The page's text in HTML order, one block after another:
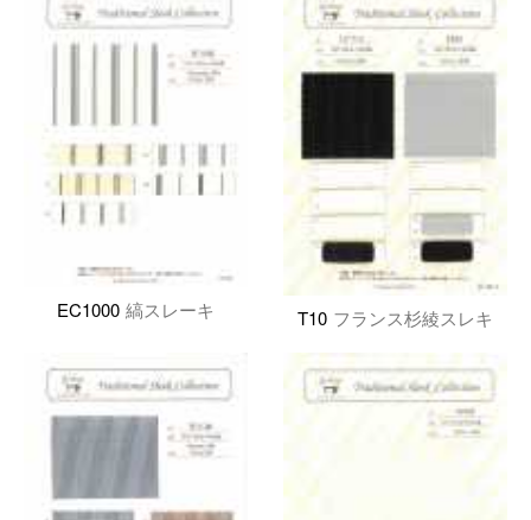
EC1000 縞スレーキ T10 フランス杉綾スレキ